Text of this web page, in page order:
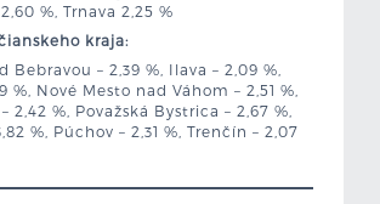
%, Trnava 2,25 %
kraja:
Bebravou – 2,39 %, Ilava – 2,09 %,
%, Nové Mesto nad Váhom – 2,51 %,
2,42 %, Považská Bystrica – 2,67 %,
%, Púchov – 2,31 %, Trenčín – 2,07